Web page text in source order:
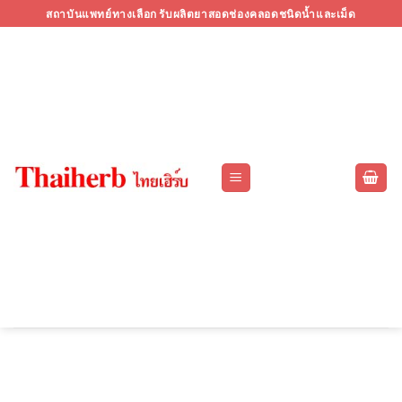
to
สถาบันแพทย์ทางเลือก รับผลิตยาสอดช่องคลอดชนิดน้ำและเม็ด